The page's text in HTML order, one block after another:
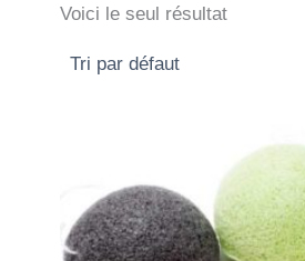
Voici le seul résultat